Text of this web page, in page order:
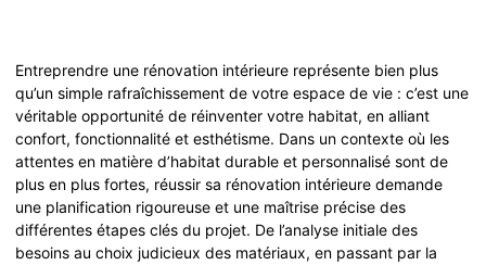
Entreprendre une rénovation intérieure représente bien plus
qu’un simple rafraîchissement de votre espace de vie : c’est une
véritable opportunité de réinventer votre habitat, en alliant
confort, fonctionnalité et esthétisme. Dans un contexte où les
attentes en matière d’habitat durable et personnalisé sont de
plus en plus fortes, réussir sa rénovation intérieure demande
une planification rigoureuse et une maîtrise précise des
différentes étapes clés du projet. De l’analyse initiale des
besoins au choix judicieux des matériaux, en passant par la